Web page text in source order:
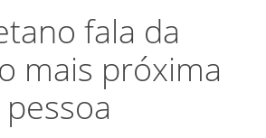
fala da
mais próxima